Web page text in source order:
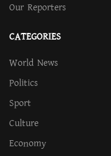
Our Reporters
CATEGORIES
World News
Politics
Sport
Culture
Economy